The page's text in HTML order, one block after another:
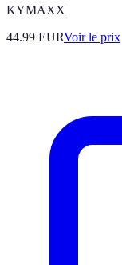
KYMAXX
44.99 EURVoir le prix